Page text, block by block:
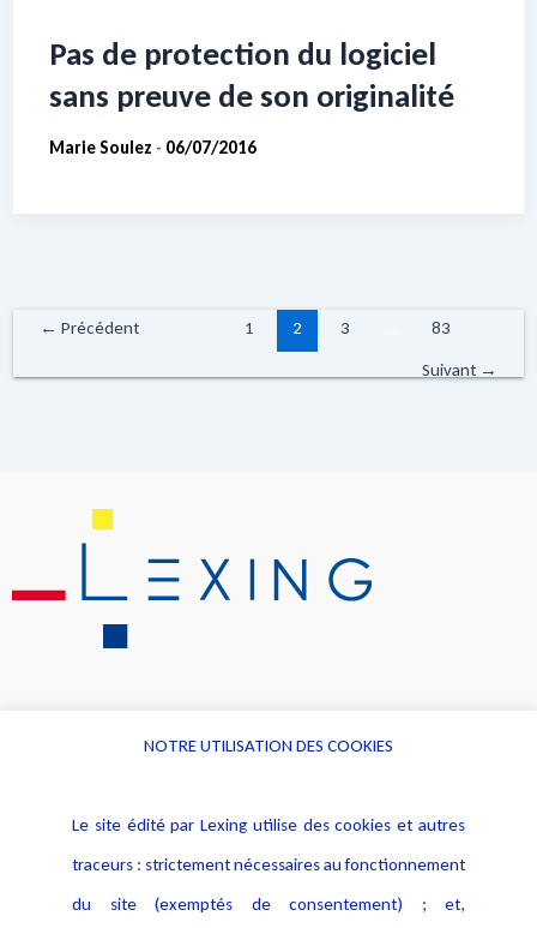
Pas de protection du logiciel
sans preuve de son originalité
Marie Soulez - 06/07/2016
← Précédent 1 2 3
83
Suivant →
Alerte professionnelle
Déclaration d'accessibilité
Notice Légale
NOTRE UTILISATION DES COOKIES
Le site édité par Lexing utilise des cookies et autres
traceurs : strictement nécessaires au fonctionnement
du site (exemptés de consentement) ; et,